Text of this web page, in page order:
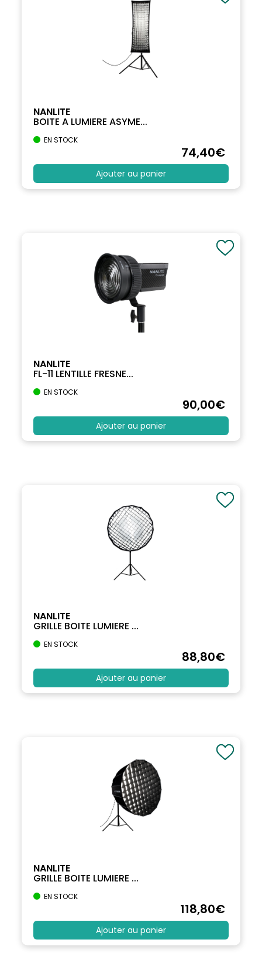
NANLITE
BOITE A LUMIERE ASYME...
EN STOCK
74,40€
Ajouter au panier
NANLITE
FL-11 LENTILLE FRESNE...
EN STOCK
90,00€
Ajouter au panier
NANLITE
GRILLE BOITE LUMIERE ...
EN STOCK
88,80€
Ajouter au panier
NANLITE
GRILLE BOITE LUMIERE ...
EN STOCK
118,80€
Ajouter au panier